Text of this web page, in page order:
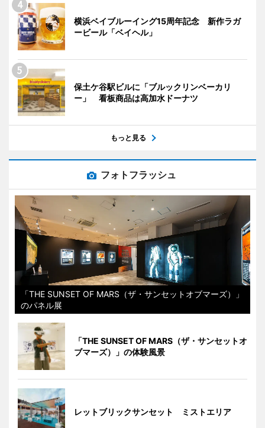
横浜ベイブルーイング15周年記念 新作ラガ
ービール「ベイヘル」
保土ケ谷駅ビルに「ブルックリンベーカリ
ー」 看板商品は高加水ドーナツ
もっと見る
フォトフラッシュ
「THE SUNSET OF MARS（ザ・サンセットオブマーズ）」
のパネル展
「THE SUNSET OF MARS（ザ・サンセットオ
ブマーズ）」の体験風景
レットブリックサンセット ミストエリア